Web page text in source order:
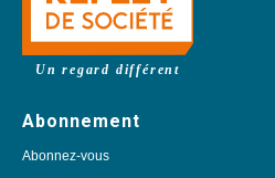
Un regard différent
Abonnement
Abonnez-vous